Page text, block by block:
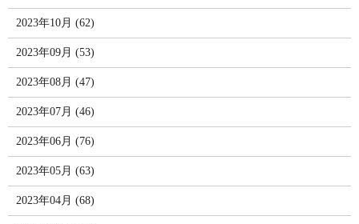
2023年10月 (62)
2023年09月 (53)
2023年08月 (47)
2023年07月 (46)
2023年06月 (76)
2023年05月 (63)
2023年04月 (68)